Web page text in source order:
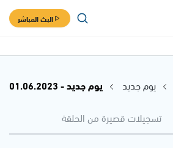
البث المباشر
يوم جديد
يوم جديد - 01.06.2023
تسجيلات قصيرة من الحلقة